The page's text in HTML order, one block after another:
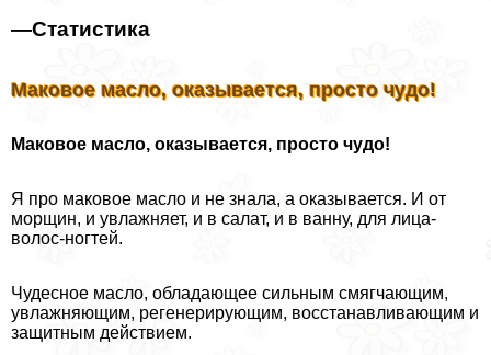
—Статистика
Маковое масло, оказывается, просто чудо!
Маковое масло, оказывается, просто чудо!
Я про маковое масло и не знала, а оказывается. И от
морщин, и увлажняет, и в салат, и в ванну, для лица-
волос-ногтей.
Чудесное масло, обладающее сильным смягчающим,
увлажняющим, регенерирующим, восстанавливающим и
защитным действием.